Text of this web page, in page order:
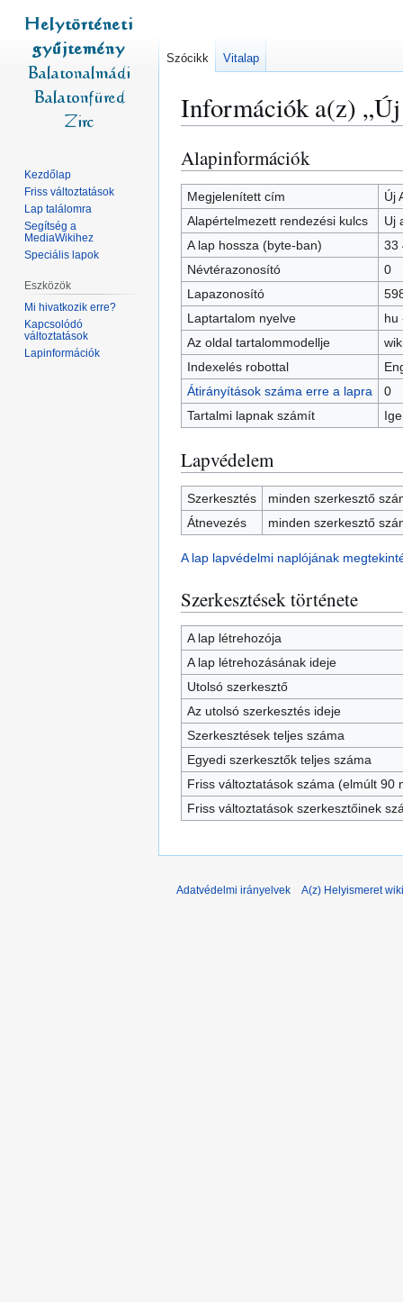
Információk a(z)
Ugrás
a
navigációhoz
Ugrás
a
kereséshez
Alapinformációk
Megjelenített cím
Új
Alapértelmezett rendezési kulcs
Uj
A lap hossza (byte-ban)
33
Névtérazonosító
0
Lapazonosító
Laptartalom nyelve
hu
Az oldal tartalommodellje
Indexelés robottal
Átirányítások száma erre a lapra
0
Tartalmi lapnak számít
Lapvédelem
Szerkesztés
minden szerkesztő
Átnevezés
minden szerkesztő
A lap lapvédelmi naplójának
Szerkesztések története
A lap létrehozója
A lap létrehozásának ideje
Utolsó szerkesztő
Az utolsó szerkesztés ideje
Szerkesztések teljes száma
Egyedi szerkesztők teljes száma
Friss változtatások száma (elmúlt 90
Friss változtatások szerkesztőinek
Szócikk Vitalap
Kezdőlap
Friss változtatások
Lap találomra
Segítség a
MediaWikihez
Speciális lapok
Eszközök
Mi hivatkozik erre?
Kapcsolódó
változtatások
Lapinformációk
Adatvédelmi irányelvek A(z) Helyismeret